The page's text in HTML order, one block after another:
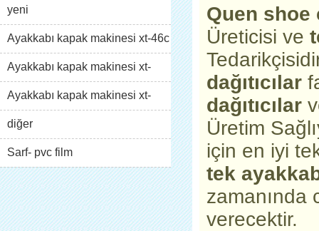
yeni
Ayakkabı kapak makinesi xt-46c
Ayakkabı kapak makinesi xt-
46b( i)
Ayakkabı kapak makinesi xt-
46b( ii)
diğer
Sarf- pvc film
Quen
Üreticisi ve
dağıtıcılar
dağıtıcılar
Üretim
için en iyi
tek
zamanında
verecektir.